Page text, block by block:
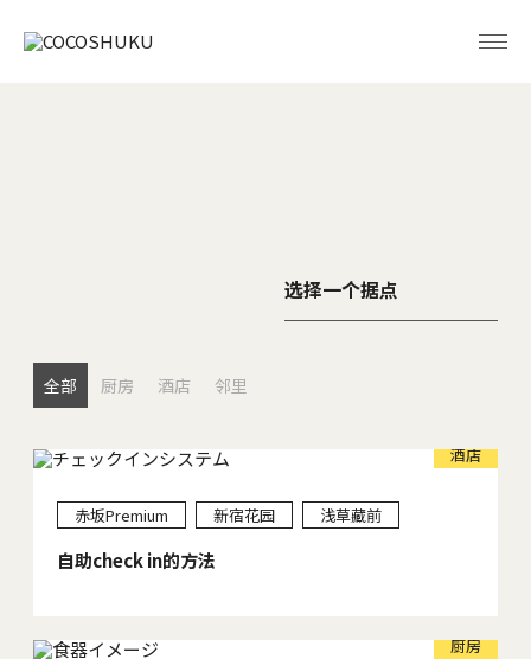
全部 厨房 酒店 邻里
选择一个据点
酒店
赤坂Premium 新宿花园 浅草藏前
自助check in的方法
厨房